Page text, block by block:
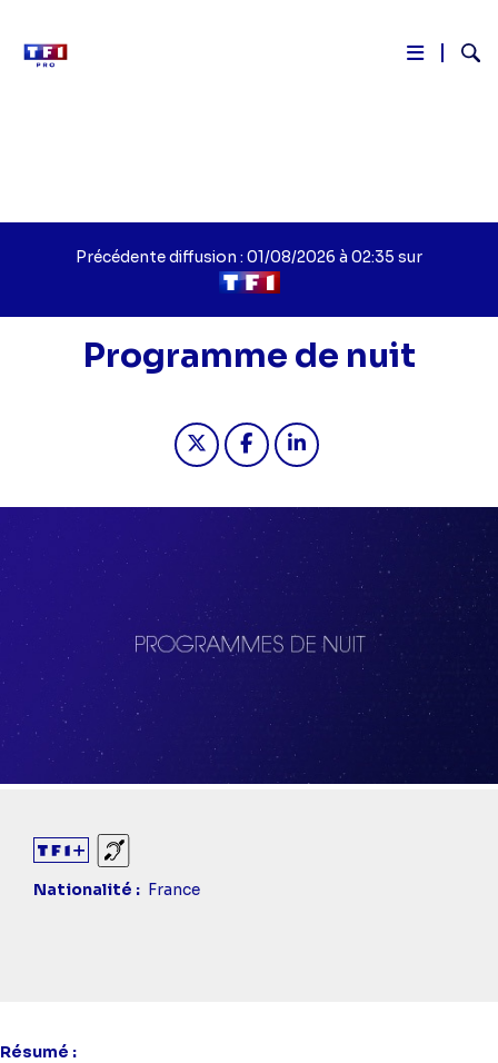
Précédente diffusion : 01/08/2026 à 02:35 sur
Programme de nuit
Partager "Programme de nuit -
Partager "Programme de
Sourds et malentendants
Nationalité
France
Résumé